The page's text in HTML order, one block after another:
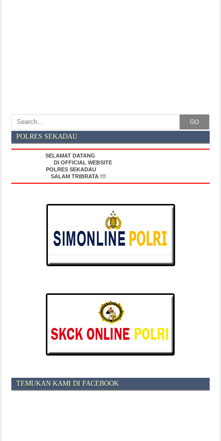
GO
POLRES SEKADAU
SELAMAT DATANG
DI OFFICIAL WEBSITE
POLRES SEKADAU
SALAM TRIBRATA !!!
TEMUKAN KAMI DI FACEBOOK